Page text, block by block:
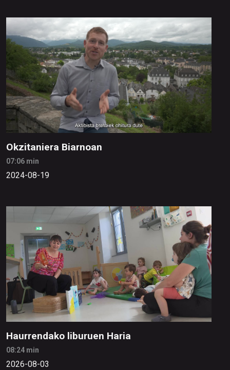
Okzitaniera Biarnoan
07:06 min
2024-08-19
Haurrendako liburuen Haria
08:24 min
2026-08-03